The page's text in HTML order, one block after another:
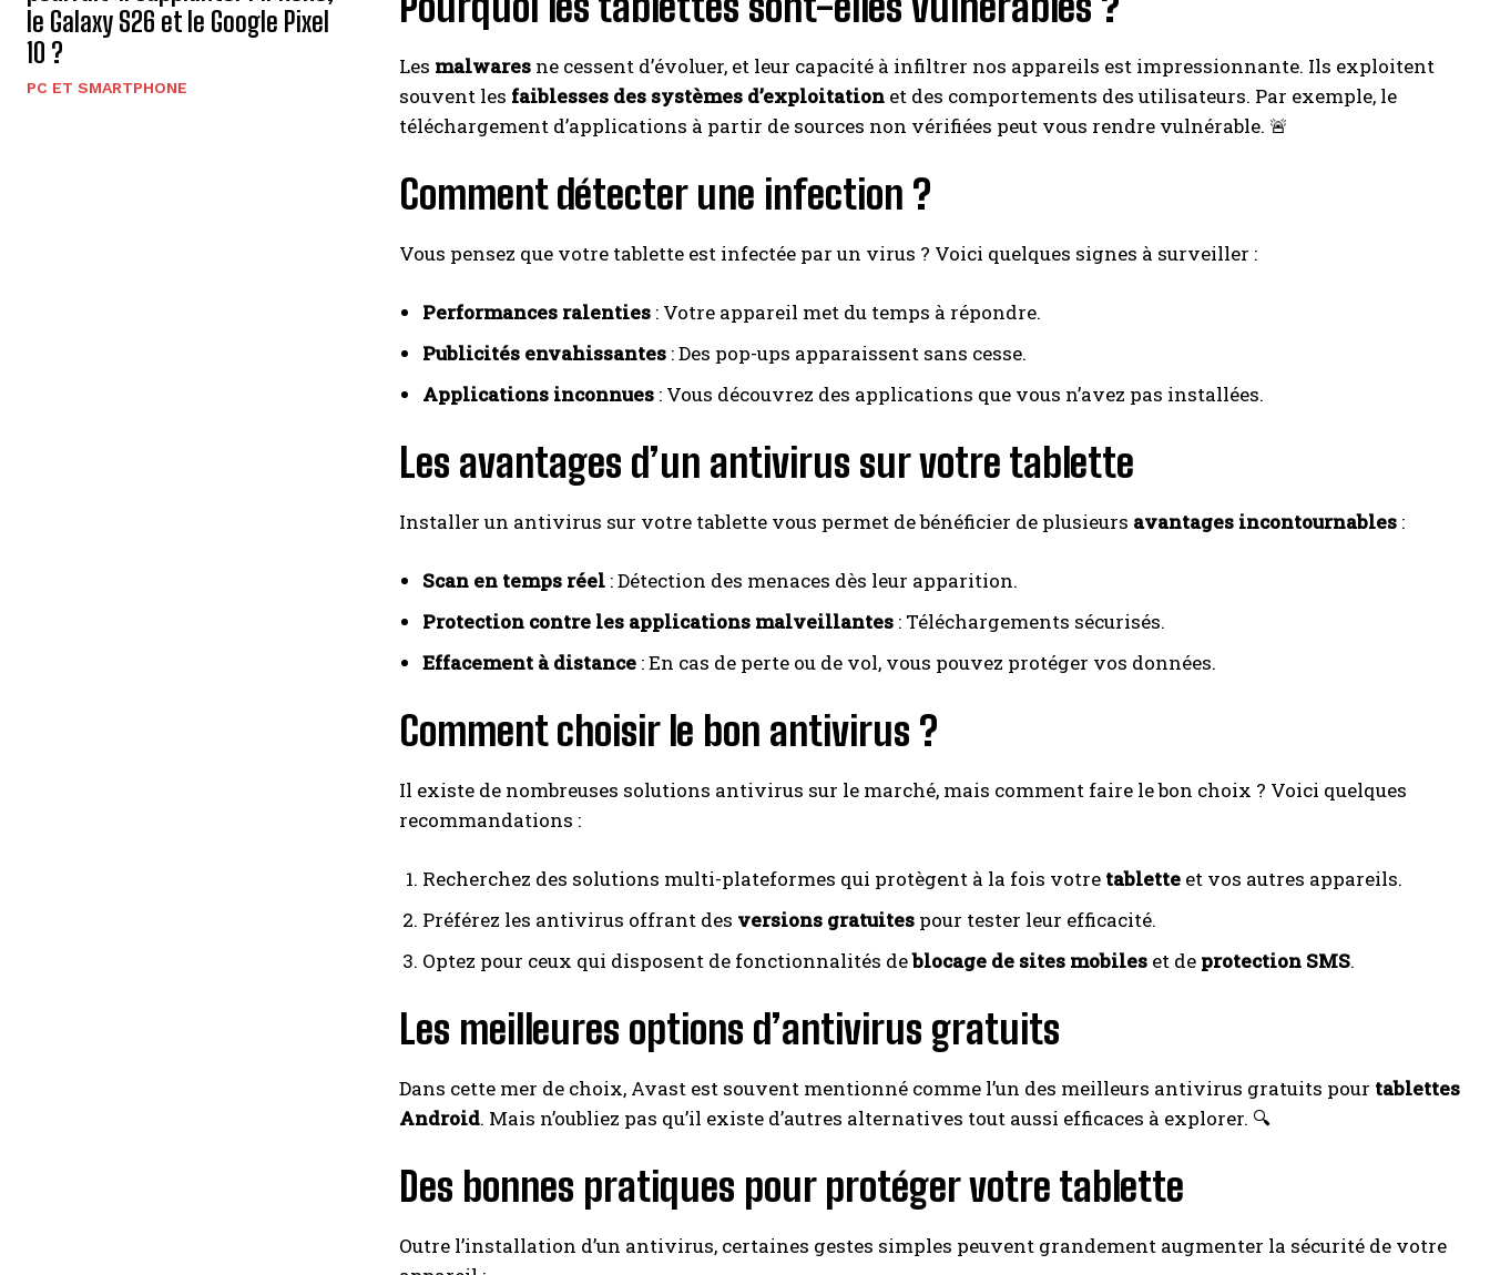
le Galaxy S26 et le Google Pixel
10 ?
PC ET SMARTPHONE
Les malwares ne cessent d’évoluer, et leur capacité à infiltrer nos appareils est impressionnante. Ils exploitent
souvent les faiblesses des systèmes d’exploitation et des comportements des utilisateurs. Par exemple, le
téléchargement d’applications à partir de sources non vérifiées peut vous rendre vulnérable. 🚨
Comment détecter une infection ?
Vous pensez que votre tablette est infectée par un virus ? Voici quelques signes à surveiller :
Performances ralenties : Votre appareil met du temps à répondre.
Publicités envahissantes : Des pop-ups apparaissent sans cesse.
Applications inconnues : Vous découvrez des applications que vous n’avez pas installées.
Les avantages d’un antivirus sur votre tablette
Installer un antivirus sur votre tablette vous permet de bénéficier de plusieurs avantages incontournables :
Scan en temps réel : Détection des menaces dès leur apparition.
Protection contre les applications malveillantes : Téléchargements sécurisés.
Effacement à distance : En cas de perte ou de vol, vous pouvez protéger vos données.
Comment choisir le bon antivirus ?
Il existe de nombreuses solutions antivirus sur le marché, mais comment faire le bon choix ? Voici quelques
recommandations :
Recherchez des solutions multi-plateformes qui protègent à la fois votre tablette et vos autres appareils.
Préférez les antivirus offrant des versions gratuites pour tester leur efficacité.
Optez pour ceux qui disposent de fonctionnalités deblocage de sites mobiles et de protection SMS.
Les meilleures options d’antivirus gratuits
Dans cette mer de choix, Avast est souvent mentionné comme l’un des meilleurs antivirus gratuits pour tablettes
Android. Mais n’oubliez pas qu’il existe d’autres alternatives tout aussi efficaces à explorer. 🔍
Des bonnes pratiques pour protéger votre tablette
Outre l’installation d’un antivirus, certaines gestes simples peuvent grandement augmenter la sécurité de votre